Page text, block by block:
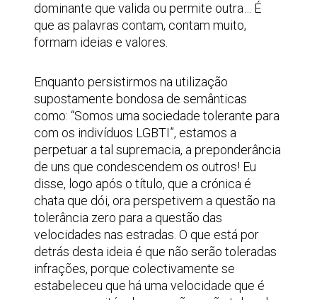
dominante que valida ou permite outra… É
que as palavras contam, contam muito,
formam ideias e valores.
Enquanto persistirmos na utilização
supostamente bondosa de semânticas
como: “Somos uma sociedade tolerante para
com os indivíduos LGBTI”, estamos a
perpetuar a tal supremacia, a preponderância
de uns que condescendem os outros! Eu
disse, logo após o título, que a crónica é
chata que dói, ora perspetivem a questão na
tolerância zero para a questão das
velocidades nas estradas. O que está por
detrás desta ideia é que não serão toleradas
infrações, porque colectivamente se
estabeleceu que há uma velocidade que é